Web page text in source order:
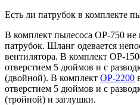
Есть ли патрубок в комплекте
В комплект пылесоса OP-750 не
патрубок. Шланг одевается
вентилятора. В комплект OP-
отверстием 5 дюймов и с
(двойной). В комплект ОР-2200
отверстием 5 дюймов и с
(тройной) и заглушки.